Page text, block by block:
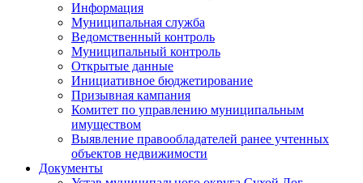
Информация
Муниципальная служба
Ведомственный контроль
Муниципальный контроль
Открытые данные
Инициативное бюджетирование
Призывная кампания
Комитет по управлению муниципальным
имуществом
Выявление правообладателей ранее учтенных
объектов недвижимости
Документы